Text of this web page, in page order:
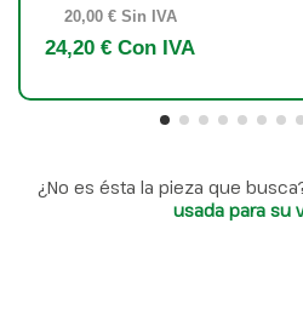
20,00 € Sin IVA
24,20 € Con IVA
¿No es ésta la pieza que
usada para su